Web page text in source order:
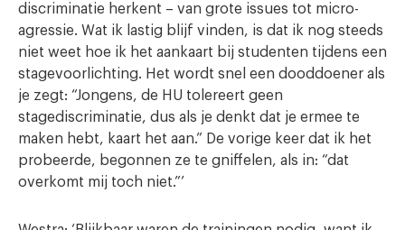
discriminatie herkent – van grote issues tot micro-
agressie. Wat ik lastig blijf vinden, is dat ik nog steeds
niet weet hoe ik het aankaart bij studenten tijdens een
stagevoorlichting. Het wordt snel een dooddoener als
je zegt: “Jongens, de HU tolereert geen
stagediscriminatie, dus als je denkt dat je ermee te
maken hebt, kaart het aan.” De vorige keer dat ik het
probeerde, begonnen ze te gniffelen, als in: “dat
overkomt mij toch niet.”’